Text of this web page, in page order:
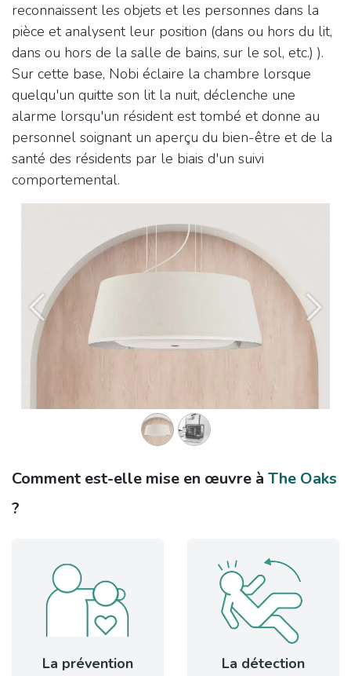
reconnaissent les objets et les personnes dans la
pièce et analysent leur position (dans ou hors du lit,
dans ou hors de la salle de bains, sur le sol, etc.) ).
Sur cette base, Nobi éclaire la chambre lorsque
quelqu'un quitte son lit la nuit, déclenche une
alarme lorsqu'un résident est tombé et donne au
personnel soignant un aperçu du bien-être et de la
santé des résidents par le biais d'un suivi
comportemental.​
Vorige
Comment est-elle mise en œuvre à The Oaks
?​
La prévention​ La détection​